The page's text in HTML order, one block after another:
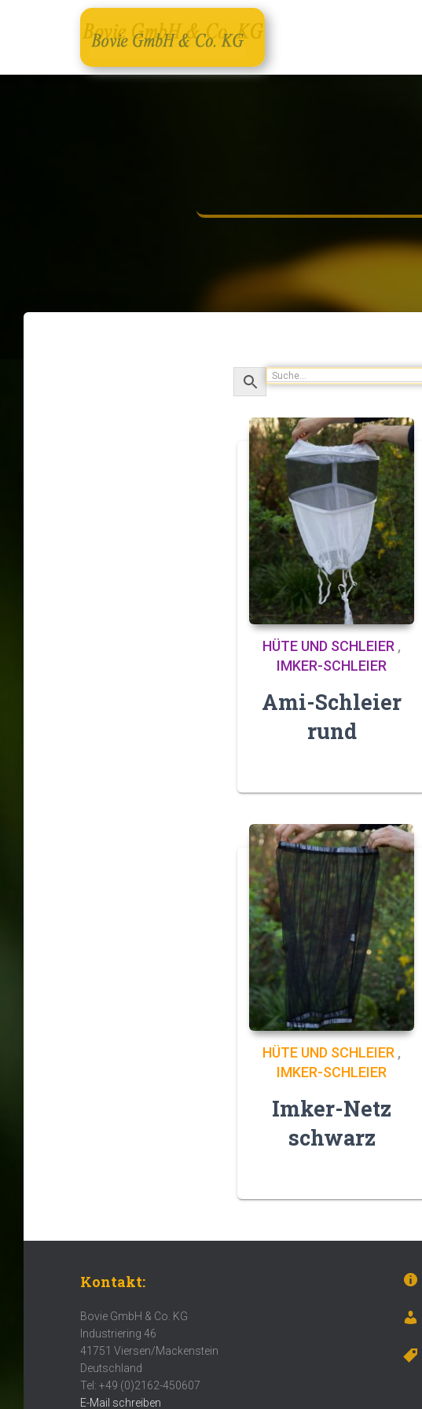
HÜTE UND SCHLEIER ,
IMKER-SCHLEIER
Ami-Schleier
rund
HÜTE UND SCHLEIER ,
IMKER-SCHLEIER
Imker-Netz
schwarz
Kontakt:
Bovie GmbH & Co. KG
Industriering 46
41751 Viersen/Mackenstein
Deutschland
Tel: +49 (0)2162-450607
E-Mail schreiben